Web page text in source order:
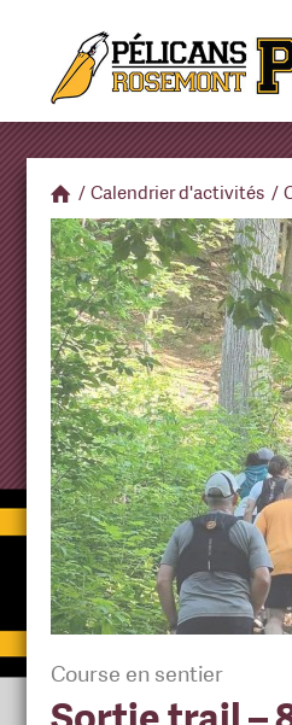
/ Calendrier d'activités /
Course en sentier